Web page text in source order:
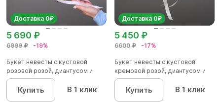
Доставка 0₽
6999 ₽ -19%
5 690 ₽
Букет невесты с кустовой
розовой розой, диантусом и
лиз...
Купить В 1 клик
Доставка 0₽
6600 ₽ -17%
5 450 ₽
Букет невесты с кустовой
кремовой розой, диантусом и
ли...
Купить В 1 клик